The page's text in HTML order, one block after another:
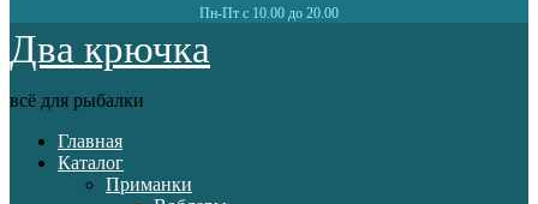
Пн-Пт с 10.00 до 20.00
Два крючка
всё для рыбалки
Главная
Каталог
Приманки